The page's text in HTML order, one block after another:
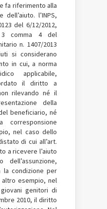
fa riferimento alla
l’INPS,
del 6/12/2012,
3 comma 4 del
n. 1407/2013
si considerano
in cui, a norma
applicabile,
il diritto a
rilevando né il
della
beneficiario, né
corresponsione
nel caso dello
di cui all’art.
a ricevere l’aiuto
la condizione per
esempio, nel
genitori di
2010, il diritto